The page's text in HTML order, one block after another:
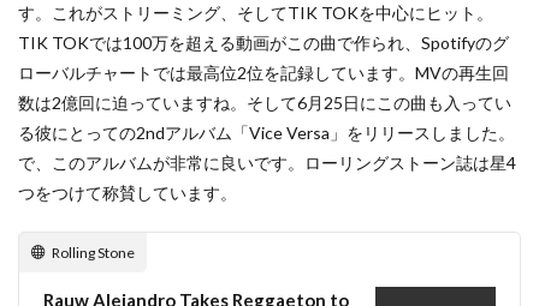
す。これがストリーミング、そしてTIK TOKを中心にヒット。
TIK TOKでは100万を超える動画がこの曲で作られ、Spotifyのグ
ローバルチャートでは最高位2位を記録しています。MVの再生回
数は2億回に迫っていますね。そして6月25日にこの曲も入ってい
る彼にとっての2ndアルバム「Vice Versa」をリリースしました。
で、このアルバムが非常に良いです。ローリングストーン誌は星4
つをつけて称賛しています。
Rolling Stone
Rauw Alejandro Takes Reggaeton to